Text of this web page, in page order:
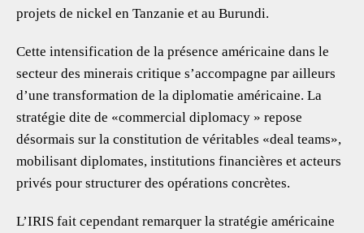
projets de nickel en Tanzanie et au Burundi.
Cette intensification de la présence américaine dans le
secteur des minerais critique s’accompagne par ailleurs
d’une transformation de la diplomatie américaine. La
stratégie dite de «commercial diplomacy » repose
désormais sur la constitution de véritables «deal teams»,
mobilisant diplomates, institutions financières et acteurs
privés pour structurer des opérations concrètes.
L’IRIS fait cependant remarquer la stratégie américaine